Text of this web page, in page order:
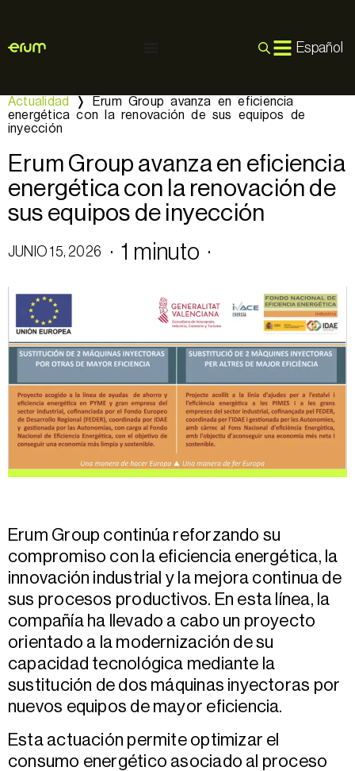
Español
Actualidad ❭
Erum Group avanza en eficiencia
energética con la renovación de sus equipos de
inyección
Erum Group avanza en eficiencia
energética con la renovación de
sus equipos de inyección
JUNIO 15, 2026 · 1 minuto ·
Erum Group continúa reforzando su
compromiso con la eficiencia energética, la
innovación industrial y la mejora continua de
sus procesos productivos. En esta línea, la
compañía ha llevado a cabo un proyecto
orientado a la modernización de su
capacidad tecnológica mediante la
sustitución de dos máquinas inyectoras por
nuevos equipos de mayor eficiencia.
Esta actuación permite optimizar el
consumo energético asociado al proceso